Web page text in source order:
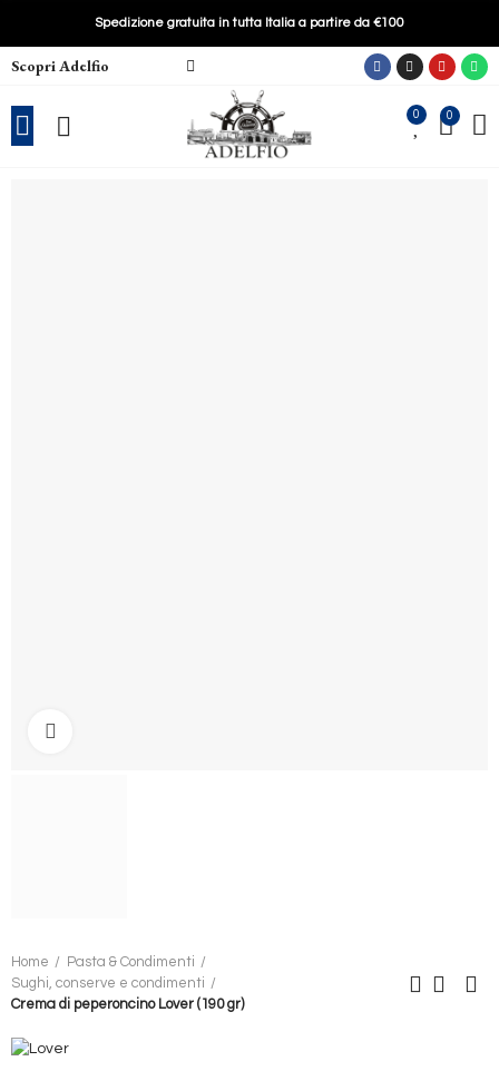
Spedizione gratuita in tutta Italia a partire da €100
Scopri Adelfio
0 0
Home
Pasta & Condimenti
Sughi, conserve e condimenti
Crema di peperoncino Lover (190 gr)